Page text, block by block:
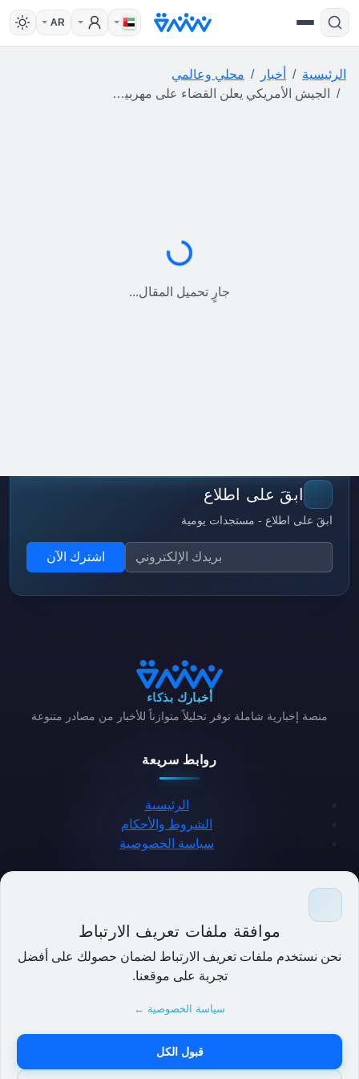
موافقة ملفات تعريف الارتباط
نحن نستخدم ملفات تعريف الارتباط لضمان حصولك على أفضل
تجربة على موقعنا.
سياسة الخصوصية ←
قبول الكل
AR
الرئيسية أخبار
محلي وعالمي
الجيش الأمريكي يعلن القضاء على مهربين شرق المحيط الهادئ (فيديو)
جارٍ التحميل...
جارٍ تحميل المقال...
ابقَ على اطلاع
ابقَ على اطلاع - مستجدات يومية
اشترك الآن
أخبارك بذكاء
منصة إخبارية شاملة توفر تحليلاً متوازناً للأخبار من مصادر متنوعة
روابط سريعة
الرئيسية
الشروط والأحكام
سياسة الخصوصية